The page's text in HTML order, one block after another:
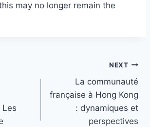
may no longer remain the
NEXT
La communauté
française à Hong Kong
: dynamiques et
perspectives